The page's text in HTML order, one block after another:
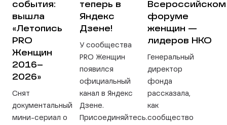
события:
вышла
«Летопись
PRO
Женщин
2016–
2026»
Снят
документальный
мини-сериал о
теперь в
Яндекс
Дзене!
У сообщества
PRO Женщин
появился
официальный
канал в Яндекс
Дзене.
Присоединяйтесь.
Всероссийском
форуме
женщин —
лидеров НКО
Генеральный
директор
фонда
рассказала,
как
сообщество